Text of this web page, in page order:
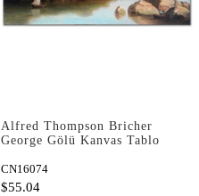
Alfred Thompson Bricher
George Gölü Kanvas Tablo
CN16074
$55.04